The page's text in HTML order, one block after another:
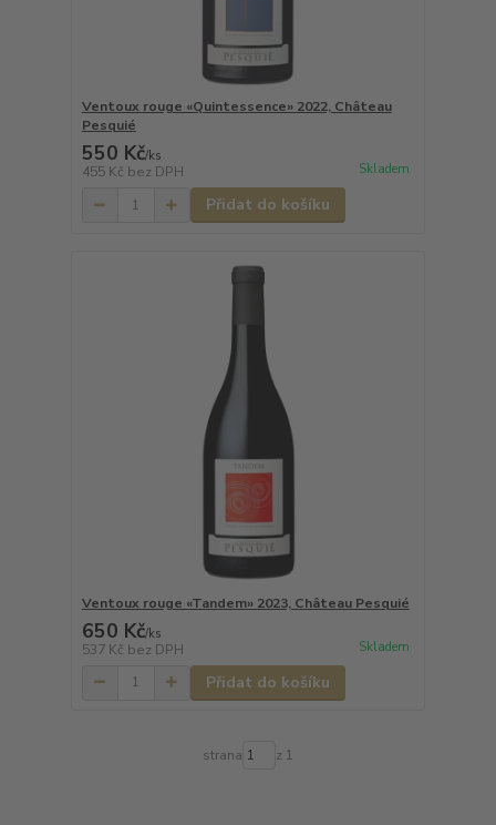
Ventoux rouge «Quintessence» 2022, Château
Pesquié
550 Kč/ks
455 Kč bez DPH Skladem
Přidat do košíku
Ventoux rouge «Tandem» 2023, Château Pesquié
650 Kč/ks
537 Kč bez DPH Skladem
Přidat do košíku
strana z 1